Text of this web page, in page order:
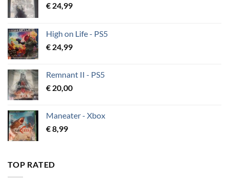
€ 24,99
High on Life - PS5
€ 24,99
Remnant II - PS5
€ 20,00
Maneater - Xbox
€8,99
TOP RATED